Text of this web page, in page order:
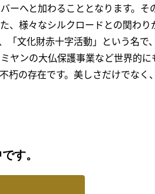
ーへと加わることとなります。そ
、様々なシルクロードとの関わり
「文化財赤十字活動」という名で
ヤンの大仏保護事業など世界的に
朽の存在です。美しさだけでなく
す。